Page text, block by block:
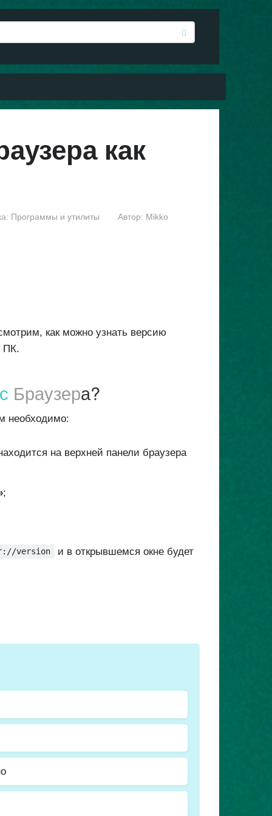
как
Программы и утилиты Автор: Mikko
как можно узнать версию
ПК.
Браузера?
необходимо:
на верхней панели браузера
;
version и в открывшемся окне будет